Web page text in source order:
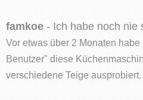
famkoe - Ich habe noch nie
Vor etwas über 2 Monaten
Benutzer" diese
verschiedene Teige ausprobiert.